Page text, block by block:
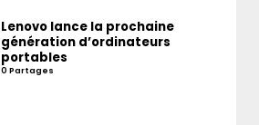
Lenovo lance la prochaine
génération d’ordinateurs
portables
0 Partages